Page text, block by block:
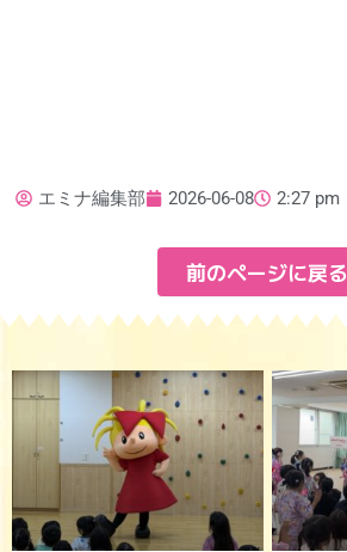
エミナ編集部 2026-06-08 2:27 pm
前のページに戻る